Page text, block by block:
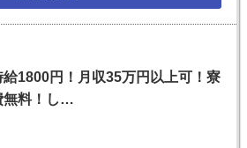
給1800円！月収35万円以上可！寮
無料！し…